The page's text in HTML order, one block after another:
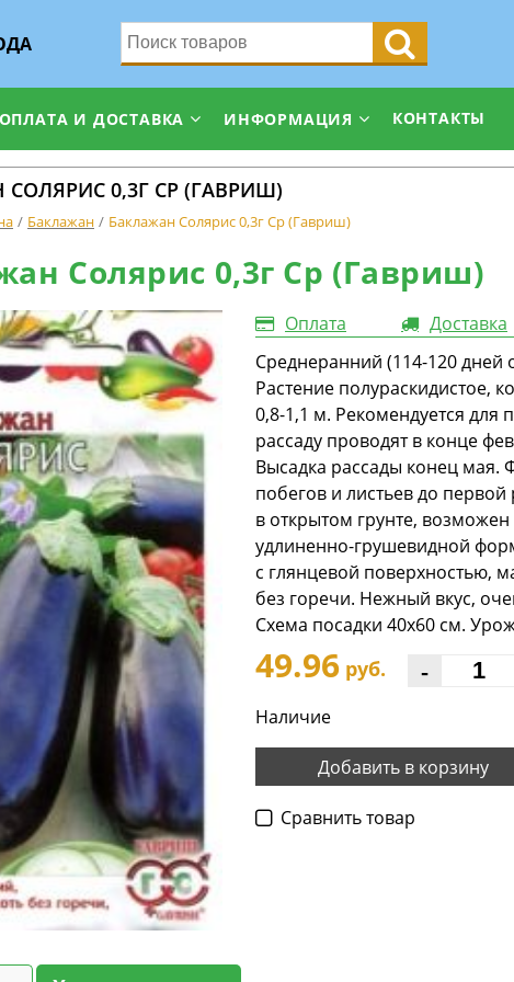
ОПЛАТА И ДОСТАВКА ИНФОРМАЦИЯ КОНТАКТЫ
0,3Г СР (ГАВРИШ)
Баклажан Баклажан Солярис 0,3г Ср (Гавриш)
Солярис 0,3г Ср (Гавриш)
Оплата
Доставка
Среднеранний (114-120 дней
Растение полураскидистое,
0,8-1,1 м. Рекомендуется для
рассаду проводят в конце
Высадка рассады конец мая.
побегов и листьев до
в открытом грунте,
удлиненно-грушевидной
с глянцевой поверхностью,
без горечи. Нежный вкус,
Схема посадки 40х60 см.
49.96 руб. -
Наличие
Добавить в корзину
Cравнить товар